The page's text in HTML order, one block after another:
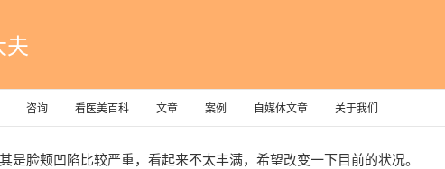
夫
咨询 看医美百科 文章 案例 自媒体文章 关于我们
是脸颊凹陷比较严重，看起来不太丰满，希望改变一下目前的状况。